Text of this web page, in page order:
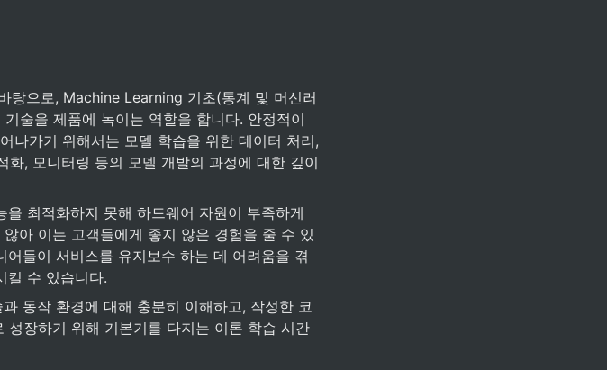
탕으로, Machine Learning 기초(통계 및 머신러
술을 제품에 녹이는 역할을 합니다. 안정적이
나가기 위해서는 모델 학습을 위한 데이터 처리,
, 모니터링 등의 모델 개발의 과정에 대한 깊이
최적화하지 못해 하드웨어 자원이 부족하게
아 이는 고객들에게 좋지 않은 경험을 줄 수 있
들이 서비스를 유지보수 하는 데 어려움을 겪
킬 수 있습니다.
동작 환경에 대해 충분히 이해하고, 작성한 코
장하기 위해 기본기를 다지는 이론 학습 시간